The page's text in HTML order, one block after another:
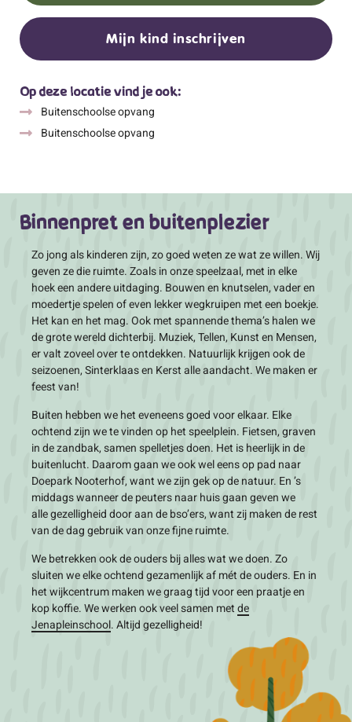
Mijn kind inschrijven
Op deze locatie vind je ook:
Buitenschoolse opvang
Buitenschoolse opvang
Binnenpret en buitenplezier
Zo jong als kinderen zijn, zo goed weten ze wat ze willen. Wij
geven ze die ruimte. Zoals in onze speelzaal, met in elke
hoek een andere uitdaging. Bouwen en knutselen, vader en
moedertje spelen of even lekker wegkruipen met een boekje.
Het kan en het mag. Ook met spannende thema’s halen we
de grote wereld dichterbij. Muziek, Tellen, Kunst en Mensen,
er valt zoveel over te ontdekken. Natuurlijk krijgen ook de
seizoenen, Sinterklaas en Kerst alle aandacht. We maken er
feest van!
Buiten hebben we het eveneens goed voor elkaar. Elke
ochtend zijn we te vinden op het speelplein. Fietsen, graven
in de zandbak, samen spelletjes doen. Het is heerlijk in de
buitenlucht. Daarom gaan we ook wel eens op pad naar
Doepark Nooterhof, want we zijn gek op de natuur. En ’s
middags wanneer de peuters naar huis gaan geven we
alle gezelligheid door aan de bso’ers, want zij maken de rest
van de dag gebruik van onze fijne ruimte.
We betrekken ook de ouders bij alles wat we doen. Zo
sluiten we elke ochtend gezamenlijk af mét de ouders. En in
het wijkcentrum maken we graag tijd voor een praatje en
kop koffie. We werken ook veel samen met de
Jenapleinschool. Altijd gezelligheid!